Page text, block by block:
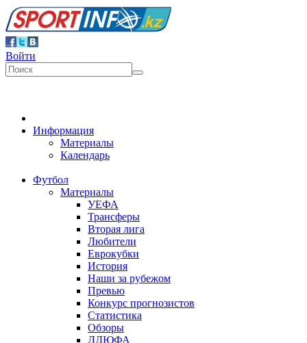
Войти
Информация
Материалы
Календарь
Футбол
Материалы
УЕФА
Трансферы
Вторая лига
Любители
Еврокубки
История
Наши за рубежом
Превью
Конкурс прогнозистов
Статистика
Обзоры
ЛДЮФА